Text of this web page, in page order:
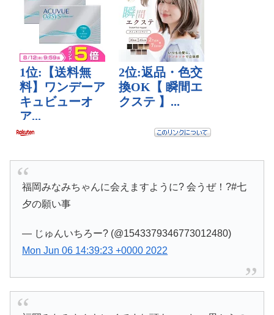
福岡みなみちゃんに会えますように? 会うぜ！?#七
夕の願い事
— じゅんいちろー? (@1543379346773012480)
Mon Jun 06 14:39:23 +0000 2022